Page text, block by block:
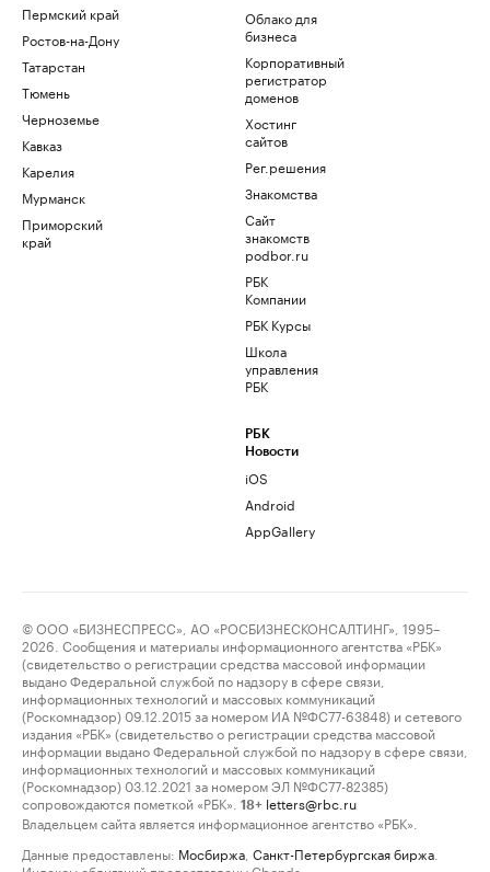
Пермский край
Ростов-на-Дону
Татарстан
Тюмень
Черноземье
Кавказ
Карелия
Мурманск
Приморский
край
Облако для
бизнеса
Корпоративный
регистратор
доменов
Хостинг
сайтов
Рег.решения
Знакомства
Сайт
знакомств
podbor.ru
РБК
Компании
РБК Курсы
Школа
управления
РБК
РБК
Новости
iOS
Android
AppGallery
© ООО «БИЗНЕСПРЕСС», АО «РОСБИЗНЕСКОНСАЛТИНГ», 1995–
2026. Сообщения и материалы информационного агентства «РБК»
(свидетельство о регистрации средства массовой информации
выдано Федеральной службой по надзору в сфере связи,
информационных технологий и массовых коммуникаций
(Роскомнадзор) 09.12.2015 за номером ИА №ФС77-63848) и сетевого
издания «РБК» (свидетельство о регистрации средства массовой
информации выдано Федеральной службой по надзору в сфере связи,
информационных технологий и массовых коммуникаций
(Роскомнадзор) 03.12.2021 за номером ЭЛ №ФС77-82385)
сопровождаются пометкой «РБК».
18+ letters@rbc.ru
Владельцем сайта является информационное агентство «РБК».
Данные предоставлены: Мосбиржа Санкт-Петербургская биржа